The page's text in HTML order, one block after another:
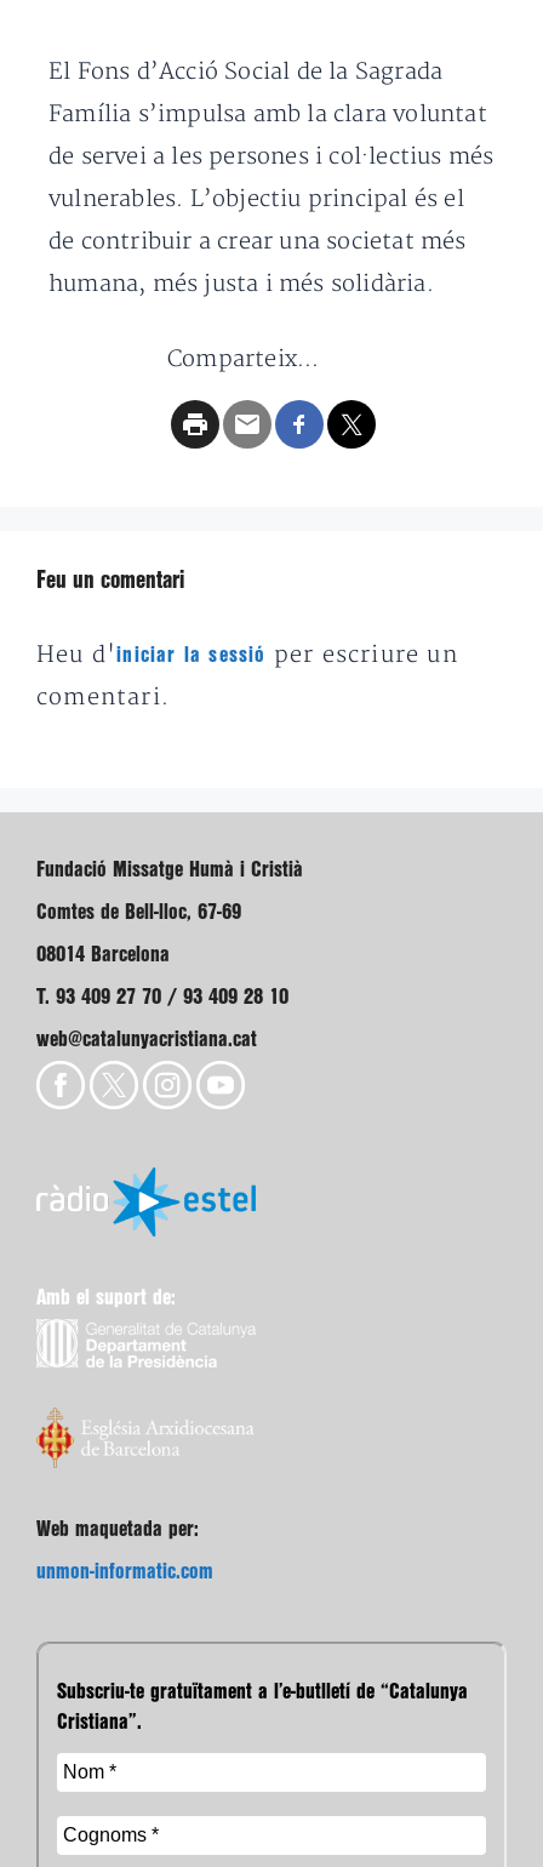
El Fons d’Acció Social de la Sagrada
Família s’impulsa amb la clara voluntat
de servei a les persones i col·lectius més
vulnerables. L’objectiu principal és el
de contribuir a crear una societat més
humana, més justa i més solidària.
Comparteix...
Feu un comentari
Heu d'iniciar la sessió
per escriure un
comentari.
Fundació Missatge Humà i Cristià
Comtes de Bell-lloc, 67-69
08014 Barcelona
T. 93 409 27 70 / 93 409 28 10
web@catalunyacristiana.cat
Amb el suport de:
Web maquetada per:
unmon-informatic.com
Subscriu-te gratuïtament a l’e-butlletí de “Catalunya
Cristiana”.